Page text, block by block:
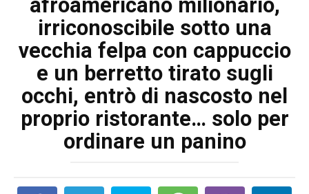
afroamericano milionario,
irriconoscibile sotto una
vecchia felpa con cappuccio
e un berretto tirato sugli
occhi, entrò di nascosto nel
proprio ristorante… solo per
ordinare un panino